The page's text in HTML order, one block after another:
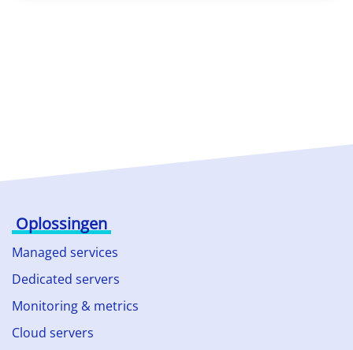
Oplossingen
Managed services
Dedicated servers
Monitoring & metrics
Cloud servers